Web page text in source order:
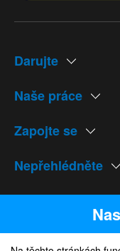
Darujte
Naše práce
Zapojte se
Nepřehlédněte
Naše weby